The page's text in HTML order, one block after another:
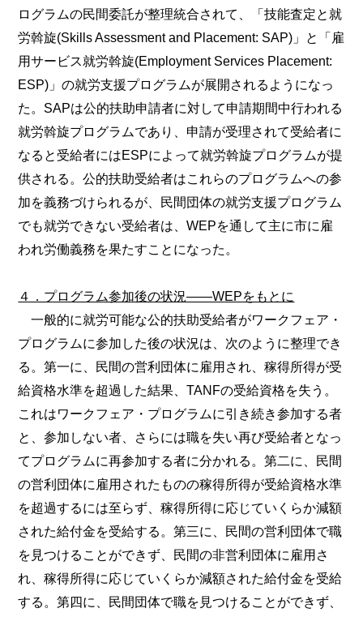
ログラムの民間委託が整理統合されて、「技能査定と就
労斡旋(Skills Assessment and Placement: SAP)」と「雇
用サービス就労斡旋(Employment Services Placement:
ESP)」の就労支援プログラムが展開されるようになっ
た。SAPは公的扶助申請者に対して申請期間中行われる
就労斡旋プログラムであり、申請が受理されて受給者に
なると受給者にはESPによって就労斡旋プログラムが提
供される。公的扶助受給者はこれらのプログラムへの参
加を義務づけられるが、民間団体の就労支援プログラム
でも就労できない受給者は、WEPを通して主に市に雇
われ労働義務を果たすことになった。
４．プログラム参加後の状況――WEPをもとに
一般的に就労可能な公的扶助受給者がワークフェア・
プログラムに参加した後の状況は、次のように整理でき
る。第一に、民間の営利団体に雇用され、稼得所得が受
給資格水準を超過した結果、TANFの受給資格を失う。
これはワークフェア・プログラムに引き続き参加する者
と、参加しない者、さらには職を失い再び受給者となっ
てプログラムに再参加する者に分かれる。第二に、民間
の営利団体に雇用されたものの稼得所得が受給資格水準
を超過するには至らず、稼得所得に応じていくらか減額
された給付金を受給する。第三に、民間の営利団体で職
を見つけることができず、民間の非営利団体に雇用さ
れ、稼得所得に応じていくらか減額された給付金を受給
する。第四に、民間団体で職を見つけることができず、